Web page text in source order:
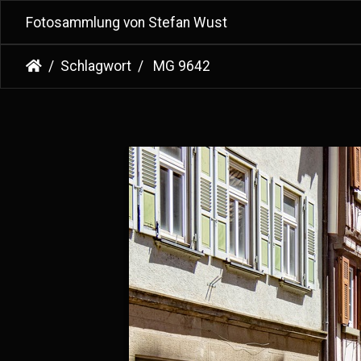
Fotosammlung von Stefan Wust
Schlagwort MG 9642